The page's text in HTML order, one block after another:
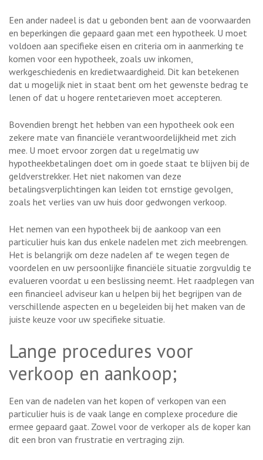
Een ander nadeel is dat u gebonden bent aan de voorwaarden
en beperkingen die gepaard gaan met een hypotheek. U moet
voldoen aan specifieke eisen en criteria om in aanmerking te
komen voor een hypotheek, zoals uw inkomen,
werkgeschiedenis en kredietwaardigheid. Dit kan betekenen
dat u mogelijk niet in staat bent om het gewenste bedrag te
lenen of dat u hogere rentetarieven moet accepteren.
Bovendien brengt het hebben van een hypotheek ook een
zekere mate van financiële verantwoordelijkheid met zich
mee. U moet ervoor zorgen dat u regelmatig uw
hypotheekbetalingen doet om in goede staat te blijven bij de
geldverstrekker. Het niet nakomen van deze
betalingsverplichtingen kan leiden tot ernstige gevolgen,
zoals het verlies van uw huis door gedwongen verkoop.
Het nemen van een hypotheek bij de aankoop van een
particulier huis kan dus enkele nadelen met zich meebrengen.
Het is belangrijk om deze nadelen af te wegen tegen de
voordelen en uw persoonlijke financiële situatie zorgvuldig te
evalueren voordat u een beslissing neemt. Het raadplegen van
een financieel adviseur kan u helpen bij het begrijpen van de
verschillende aspecten en u begeleiden bij het maken van de
juiste keuze voor uw specifieke situatie.
Lange procedures voor
verkoop en aankoop;
Een van de nadelen van het kopen of verkopen van een
particulier huis is de vaak lange en complexe procedure die
ermee gepaard gaat. Zowel voor de verkoper als de koper kan
dit een bron van frustratie en vertraging zijn.